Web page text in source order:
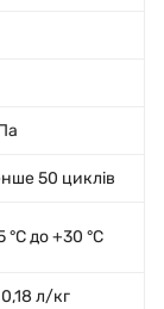
50 циклів
°С до +30 °С
л/кг